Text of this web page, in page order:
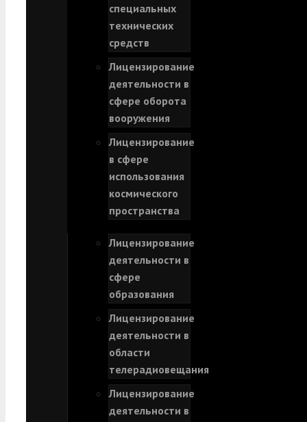
специальных
технических
средств
Лицензирование
деятельности в
сфере оборота
вооружения
Лицензирование
в сфере
использования
космического
пространства
Лицензирование
деятельности в
сфере
образования
Лицензирование
деятельности в
области
телерадиовещания
Лицензирование
деятельности в